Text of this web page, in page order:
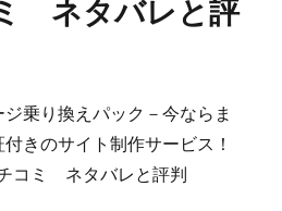
ネタバレと評
乗り換えパック－今ならま
きのサイト制作サービス！
コミ ネタバレと評判